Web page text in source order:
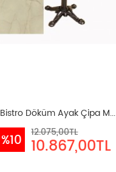
Bistro Döküm Ayak Çipa M...
%10 12.075,00TL
10.867,00TL